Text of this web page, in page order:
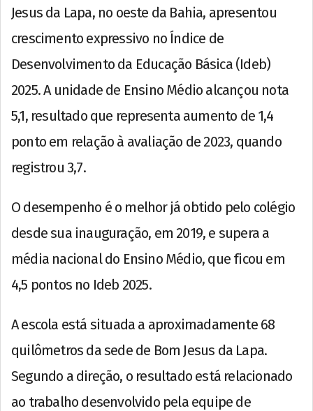
Jesus da Lapa, no oeste da Bahia, apresentou
crescimento expressivo no Índice de
Desenvolvimento da Educação Básica (Ideb)
2025. A unidade de Ensino Médio alcançou nota
5,1, resultado que representa aumento de 1,4
ponto em relação à avaliação de 2023, quando
registrou 3,7.
O desempenho é o melhor já obtido pelo colégio
desde sua inauguração, em 2019, e supera a
média nacional do Ensino Médio, que ficou em
4,5 pontos no Ideb 2025.
A escola está situada a aproximadamente 68
quilômetros da sede de Bom Jesus da Lapa.
Segundo a direção, o resultado está relacionado
ao trabalho desenvolvido pela equipe de